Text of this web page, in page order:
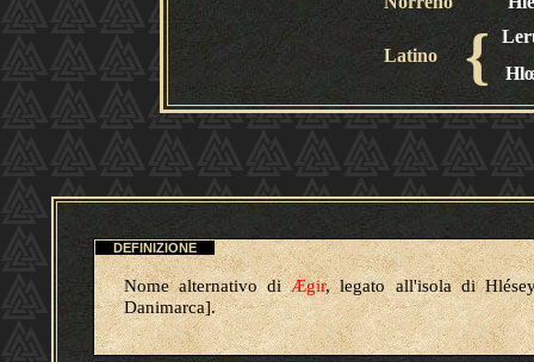
Latino {
DEFINIZIONE
Nome alternativo diÆgir, legato all'isola di
Danimarca].